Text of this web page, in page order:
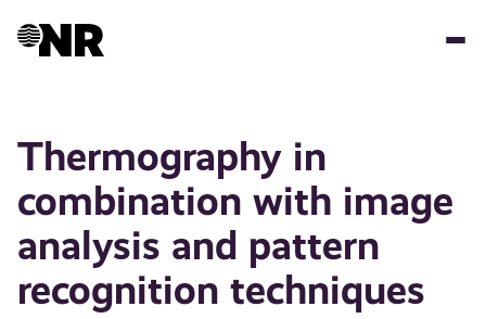
Thermography in
combination with image
analysis and pattern
recognition techniques